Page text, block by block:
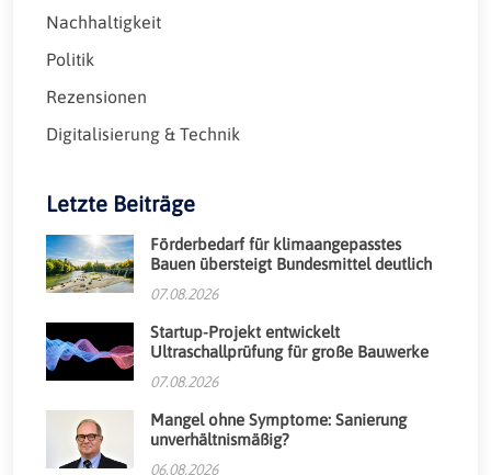
Nachhaltigkeit
Politik
Rezensionen
Digitalisierung & Technik
Letzte Beiträge
Förderbedarf für klimaangepasstes
Bauen übersteigt Bundesmittel deutlich
07.08.2026
Startup-Projekt entwickelt
Ultraschallprüfung für große Bauwerke
07.08.2026
Mangel ohne Symptome: Sanierung
unverhältnismäßig?
06.08.2026